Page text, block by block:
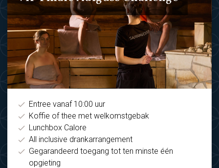
Entree vanaf 10:00 uur
Koffie of thee met welkomstgebak
Lunchbox Calore
All inclusive drankarrangement
Gegarandeerd toegang tot ten minste één
opgieting